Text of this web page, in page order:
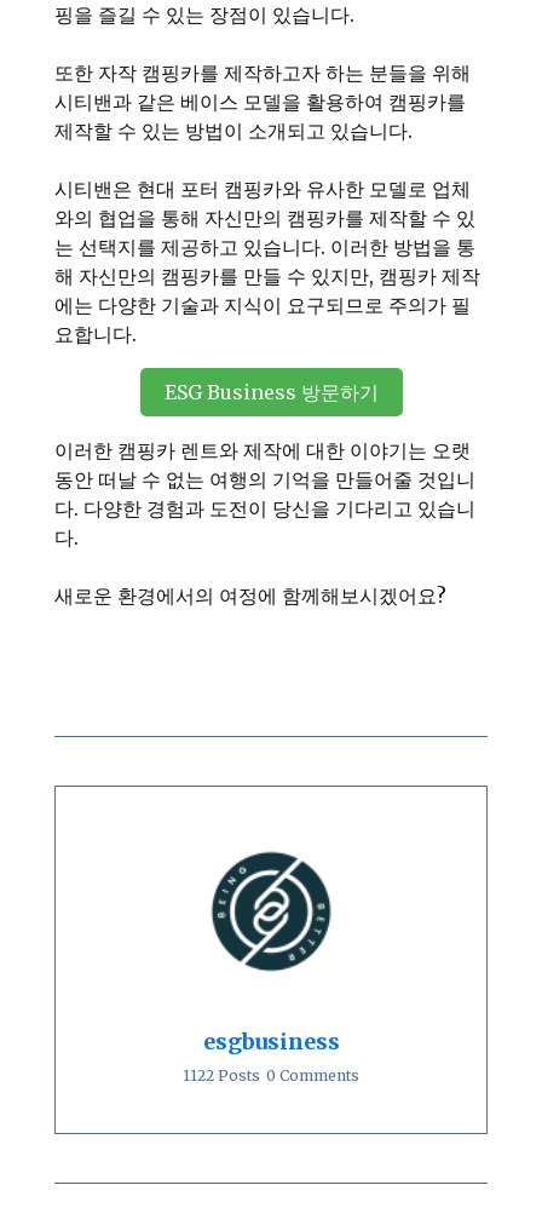
핑을 즐길 수 있는 장점이 있습니다.
또한 자작 캠핑카를 제작하고자 하는 분들을 위해
시티밴과 같은 베이스 모델을 활용하여 캠핑카를
제작할 수 있는 방법이 소개되고 있습니다.
시티밴은 현대 포터 캠핑카와 유사한 모델로 업체
와의 협업을 통해 자신만의 캠핑카를 제작할 수 있
는 선택지를 제공하고 있습니다. 이러한 방법을 통
해 자신만의 캠핑카를 만들 수 있지만, 캠핑카 제작
에는 다양한 기술과 지식이 요구되므로 주의가 필
요합니다.
ESG Business 방문하기
이러한 캠핑카 렌트와 제작에 대한 이야기는 오랫
동안 떠날 수 없는 여행의 기억을 만들어줄 것입니
다. 다양한 경험과 도전이 당신을 기다리고 있습니
다.
새로운 환경에서의 여정에 함께해보시겠어요?
esgbusiness
1122 Posts 0 Comments